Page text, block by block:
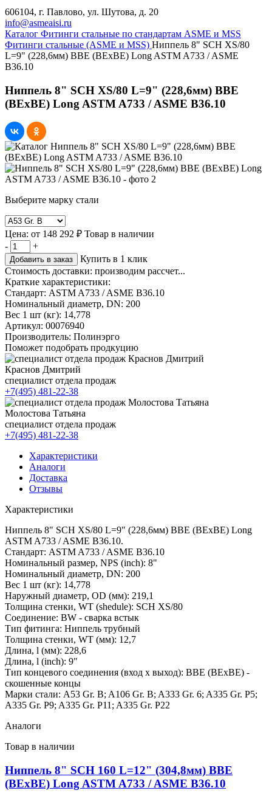
606104, г. Павлово, ул. Шутова, д. 20
info@asmeaisi.ru
Каталог Фитинги стальные по стандартам ASME и MSS
Фитинги стальные (ASME и MSS) Ниппель 8" SCH XS/80
L=9" (228,6мм) BBE (BEхBE) Long ASTM A733 / ASME
B36.10
Ниппель 8" SCH XS/80 L=9" (228,6мм) BBE
(BEхBE) Long ASTM A733 / ASME B36.10
Выберите марку стали
Цена: от 148 292 ₽ Товар в наличии
-
+
Добавить в заказ
Купить в 1 клик
Стоимость доставки: производим рассчет...
Краткие характеристики:
Стандарт: ASTM A733 / ASME B36.10
Номинальный диаметр, DN: 200
Вес 1 шт (кг): 14,778
Артикул: 00076940
Производитель: Полинэрго
Поможет подобрать продкуцию
Краснов Дмитрий
специалист отдела продаж
+7(495) 481-22-38
Молостова Татьяна
специалист отдела продаж
+7(495) 481-22-38
Характеристики
Аналоги
Доставка
Отзывы
Характеристики
Ниппель 8" SCH XS/80 L=9" (228,6мм) BBE (BEхBE) Long
ASTM A733 / ASME B36.10.
Стандарт: ASTM A733 / ASME B36.10
Номинальный размер, NPS (inch): 8"
Номинальный диаметр, DN: 200
Вес 1 шт (кг): 14,778
Наружный диаметр, OD (мм): 219,1
Толщина стенки, WT (shedule): SCH XS/80
Соединение: BW - сварка встык
Тип фитинга: Ниппель трубный
Толщина стенки, WT (мм): 12,7
Длина, l (мм): 228,6
Длина, l (inch): 9"
Тип концевого соединения (вход x выход): BBE (BEхBE) -
скошенные концы
Марки стали: A53 Gr. B; A106 Gr. B; A333 Gr. 6; A335 Gr. P5;
A335 Gr. P9; A335 Gr. P11; A335 Gr. P22
Аналоги
Товар в наличии
Ниппель 8" SCH 160 L=12" (304,8мм) BBE
(BEхBE) Long ASTM A733 / ASME B36.10